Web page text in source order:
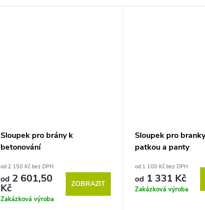
Sloupek pro brány k
betonování
od 2 150 Kč bez DPH
od 2 601,50
Kč
Zakázková výroba
ZOBRAZIT
Sloupek pro
patkou a panty
od 1 100 Kč bez DPH
od 1 331 Kč
Zakázková výroba